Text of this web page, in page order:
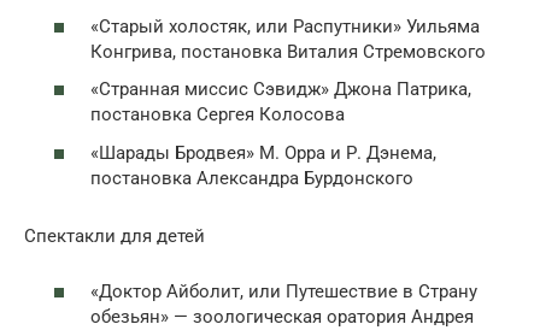
«Старый холостяк, или Распутники» Уильяма
Конгрива, постановка Виталия Стремовского
«Странная миссис Сэвидж» Джона Патрика,
постановка Сергея Колосова
«Шарады Бродвея» М. Орра и Р. Дэнема,
постановка Александра Бурдонского
Спектакли для детей
«Доктор Айболит, или Путешествие в Страну
обезьян» — зоологическая оратория Андрея